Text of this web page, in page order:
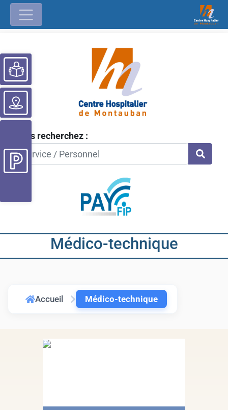
Vous recherchez :
Ouvrir la barre d’outils
Médico-technique
Accueil Médico-technique